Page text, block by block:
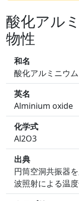
酸化アル
物性
和名
酸化アルミニウ
英名
Alminium oxide
化学式
Al2O3
出典
円筒空洞共振器
波照射による温